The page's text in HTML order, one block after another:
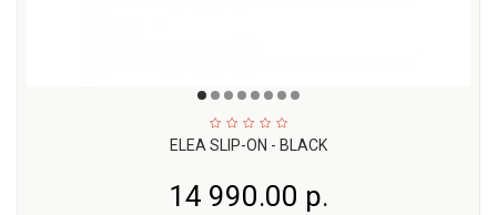
ELEA SLIP-ON - BLACK
14 990.00 р.